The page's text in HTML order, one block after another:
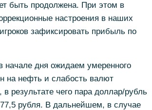
быть продолжена. При этом в
настроения в наших
зафиксировать прибыль по
начале дня ожидаем умеренного
на нефть и слабость валют
результате чего пара доллар/рубль
77,5 рубля. В дальнейшем, в случае